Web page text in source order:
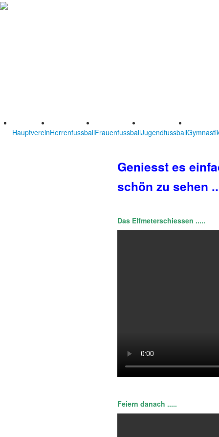
HauptvereinHerrenfussballFrauenfussballJugendfussball
Geniesst es
schön zu sehen
Das Elfmeterschiessen .....
Feiern danach .....